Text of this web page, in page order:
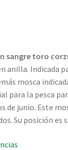
sangre toro
anilla. Indicada
mosca
para la pesca
de junio. Este
Su posición es